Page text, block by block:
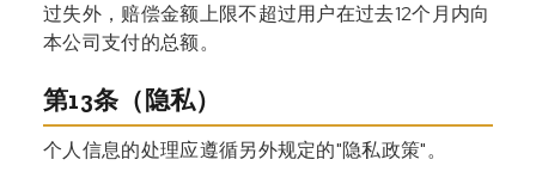
过失外，赔偿金额上限不超过用户在过去12个月内向
本公司支付的总额。
第13条（隐私）
个人信息的处理应遵循另外规定的"隐私政策"。